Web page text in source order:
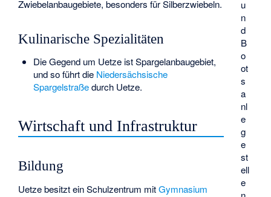
u
n
d
B
o
ot
s
a
nl
e
g
e
st
ell
e
Zwiebelanbaugebiete, besonders für Silberzwiebeln.
Kulinarische Spezialitäten
Die Gegend um Uetze ist Spargelanbaugebiet,
und so führt die Niedersächsische
Spargelstraßedurch Uetze.
Wirtschaft und Infrastruktur
Bildung
Uetze besitzt ein Schulzentrum mitGymnasium